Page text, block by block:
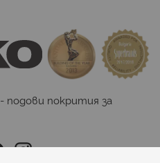
- подови покрития за